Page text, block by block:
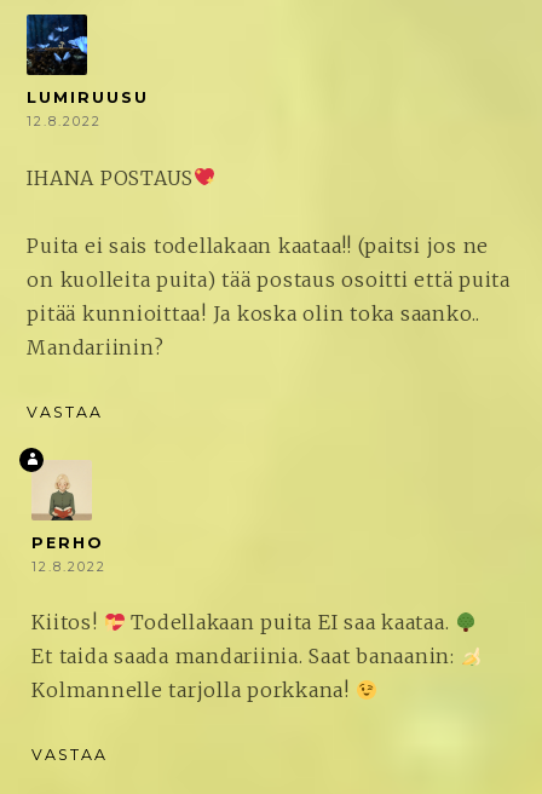
LUMIRUUSU
12.8.2022
IHANA POSTAUS
Puita ei sais todellakaan kaataa!! (paitsi jos ne
on kuolleita puita) tää postaus osoitti että puita
pitää kunnioittaa! Ja koska olin toka saanko..
Mandariinin?
VASTAA
PERHO
12.8.2022
Kiitos!
Todellakaan puita EI saa kaataa.
Et taida saada mandariinia. Saat banaanin:
Kolmannelle tarjolla porkkana!
VASTAA